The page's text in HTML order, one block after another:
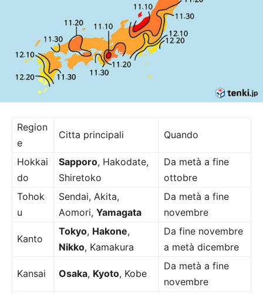
Region
e
Citta principali Quando
Hokkai
do
Sapporo, Hakodate,
Shiretoko
Da metà a fine
ottobre
Tohok
u
Sendai, Akita,
Aomori, Yamagata
Da metà a fine
novembre
Kanto
Tokyo, Hakone,
Nikko, Kamakura
Da fine novembre
a metà dicembre
Kansai Osaka, Kyoto, Kobe
Da metà a fine
novembre